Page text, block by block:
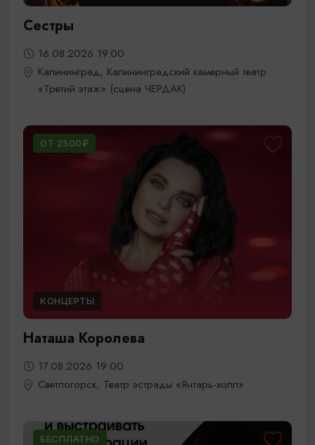
Сестры
16.08.2026 19.00
Калининград, Калининградский камерный театр
«Третий этаж» (сцена ЧЕРДАК)
ОТ 2500₽
КОНЦЕРТЫ
Наташа Королева
17.08.2026 19:00
Светлогорск, Театр эстрады «Янтарь-холл»
БЕСПЛАТНО